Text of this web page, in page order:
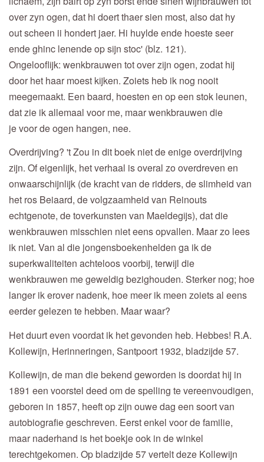
over zyn ogen, dat hi doert thaer sien most, also dat hy
out scheen ii hondert jaer. Hi huylde ende hoeste seer
ende ghinc lenende op sijn stoc' (blz. 121).
Ongelooflijk: wenkbrauwen tot over zijn ogen, zodat hij
door het haar moest kijken. Zoiets heb ik nog nooit
meegemaakt. Een baard, hoesten en op een stok leunen,
dat zie ik allemaal voor me, maar wenkbrauwen die
je voor de ogen hangen, nee.
Overdrijving? 't Zou in dit boek niet de enige overdrijving
zijn. Of eigenlijk, het verhaal is overal zo overdreven en
onwaarschijnlijk (de kracht van de ridders, de slimheid van
het ros Beiaard, de volgzaamheid van Reinouts
echtgenote, de toverkunsten van Maeldegijs), dat die
wenkbrauwen misschien niet eens opvallen. Maar zo lees
ik niet. Van al die jongensboekenhelden ga ik de
superkwaliteiten achteloos voorbij, terwijl die
wenkbrauwen me geweldig bezighouden. Sterker nog; hoe
langer ik erover nadenk, hoe meer ik meen zoiets al eens
eerder gelezen te hebben. Maar waar?
Het duurt even voordat ik het gevonden heb. Hebbes! R.A.
Kollewijn, Herinneringen, Santpoort 1932, bladzijde 57.
Kollewijn, de man die bekend geworden is doordat hij in
1891 een voorstel deed om de spelling te vereenvoudigen,
geboren in 1857, heeft op zijn ouwe dag een soort van
autobiografie geschreven. Eerst enkel voor de familie,
maar naderhand is het boekje ook in de winkel
terechtgekomen. Op bladzijde 57 vertelt deze Kollewijn